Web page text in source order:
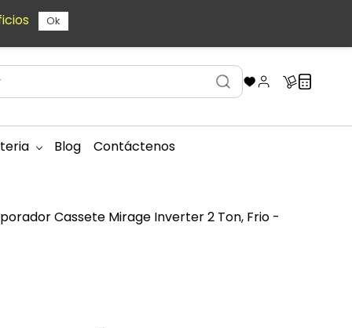
Blog Contáctenos
Cassete Mirage Inverter 2 Ton, Frio -
Ok